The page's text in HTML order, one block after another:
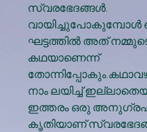
സ്വരഭേദങ്ങള്‍.
വായിച്ചുപോകുമ്പോള്‍
ഘട്ടത്തില്‍ അത്
കഥയാണെന്ന്
നാം ലയിച്ച്
ഇത്തരം ഒരു
കൃതിയാണ്